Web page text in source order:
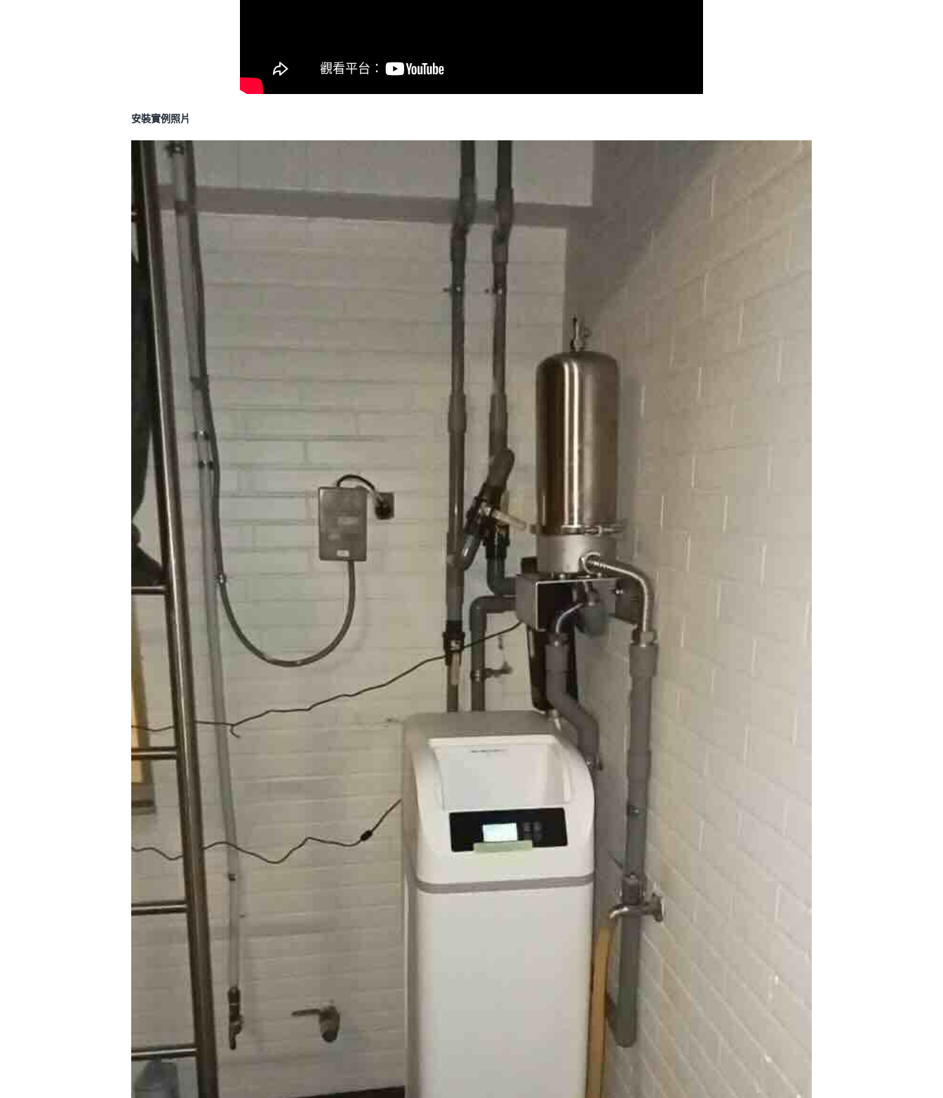
安裝實例照片